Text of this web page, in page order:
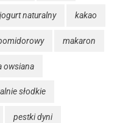
jogurt naturalny kakao
makaron
owsiana
słodkie
pestki dyni